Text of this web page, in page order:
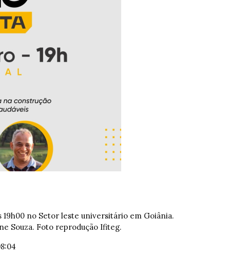
no Setor leste universitário em Goiânia.
Souza. Foto reprodução Ifiteg.